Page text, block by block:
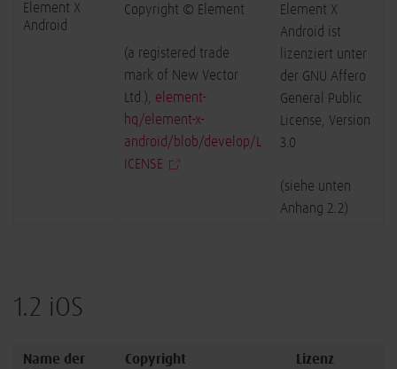
Element X
Android
Copyright © Element
(a registered trade
mark of New Vector
Ltd.), element-
hq/element-x-
android/blob/develop/L
ICENSE
Element X
Android ist
lizenziert unter
der GNU Affero
General Public
License, Version
3.0
(siehe unten
Anhang 2.2)
1.2 iOS
Name der
Copyright Lizenz